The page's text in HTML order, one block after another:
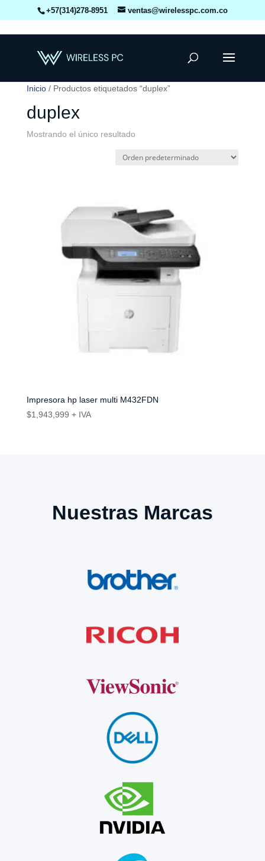
+57(314)278-8951 ventas@wirelesspc.com.co
Inicio/ Productos etiquetados “duplex”
duplex
Mostrando el único resultado
Impresora hp laser multi M432FDN
$1,943,999 + IVA
Nuestras Marcas